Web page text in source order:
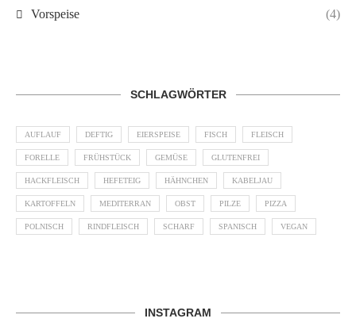
Vorspeise (4)
SCHLAGWÖRTER
AUFLAUF DEFTIG EIERSPEISE FISCH FLEISCH
FORELLE FRÜHSTÜCK GEMÜSE GLUTENFREI
HACKFLEISCH HEFETEIG HÄHNCHEN KABELJAU
KARTOFFELN MEDITERRAN OBST PILZE PIZZA
POLNISCH RINDFLEISCH SCHARF SPANISCH VEGAN
INSTAGRAM